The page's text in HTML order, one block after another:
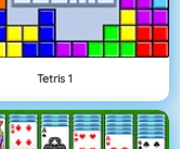
Tetris 1